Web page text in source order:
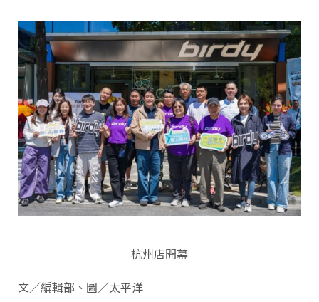
杭州店開幕
文／編輯部、圖／太平洋